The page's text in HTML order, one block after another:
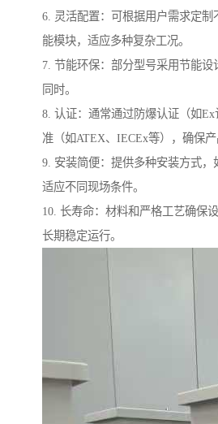
6. 灵活配置：可根据用户需求定制
能模块，适应多种复杂工况。
7. 节能环保：部分型号采用节能设
同时。
8. 认证：通常通过防爆认证（如
准（如ATEX、IECEx等），确保产
9. 安装简便：提供多种安装方式，
适应不同现场条件。
10. 长寿命：材料和严格工艺确保
长期稳定运行。